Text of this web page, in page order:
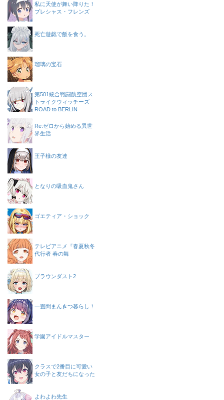
私に天使が舞い降りた！
プレシャス・フレンズ
死亡遊戯で飯を食う。
瑠璃の宝石
第501統合戦闘航空団ス
トライクウィッチーズ
ROAD to BERLIN
Re:ゼロから始める異世
界生活
王子様の友達
となりの吸血鬼さん
ゴエティア・ショック
テレビアニメ『春夏秋冬
代行者 春の舞
ブラウンダスト2
一畳間まんきつ暮らし！
学園アイドルマスター
クラスで2番目に可愛い
女の子と友だちになった
よわよわ先生